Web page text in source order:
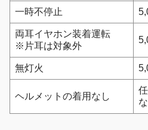
一時不停止
両耳イヤホン装着運転
※片耳は対象外
無灯火
ヘルメットの着用なし